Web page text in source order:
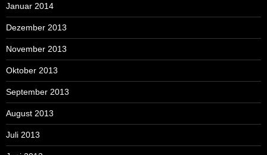
Januar 2014
Dezember 2013
November 2013
Oktober 2013
September 2013
August 2013
Juli 2013